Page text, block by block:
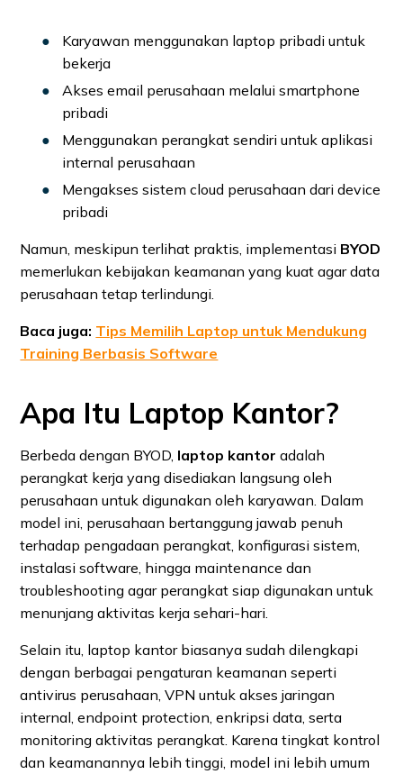
Karyawan menggunakan laptop pribadi untuk
bekerja
Akses email perusahaan melalui smartphone
pribadi
Menggunakan perangkat sendiri untuk aplikasi
internal perusahaan
Mengakses sistem cloud perusahaan dari device
pribadi
Namun, meskipun terlihat praktis, implementasi BYOD
memerlukan kebijakan keamanan yang kuat agar data
perusahaan tetap terlindungi.
Baca juga: Tips Memilih Laptop untuk Mendukung
Training Berbasis Software
Apa Itu Laptop Kantor?
Berbeda dengan BYOD, laptop kantor adalah
perangkat kerja yang disediakan langsung oleh
perusahaan untuk digunakan oleh karyawan. Dalam
model ini, perusahaan bertanggung jawab penuh
terhadap pengadaan perangkat, konfigurasi sistem,
instalasi software, hingga maintenance dan
troubleshooting agar perangkat siap digunakan untuk
menunjang aktivitas kerja sehari-hari.
Selain itu, laptop kantor biasanya sudah dilengkapi
dengan berbagai pengaturan keamanan seperti
antivirus perusahaan, VPN untuk akses jaringan
internal, endpoint protection, enkripsi data, serta
monitoring aktivitas perangkat. Karena tingkat kontrol
dan keamanannya lebih tinggi, model ini lebih umum